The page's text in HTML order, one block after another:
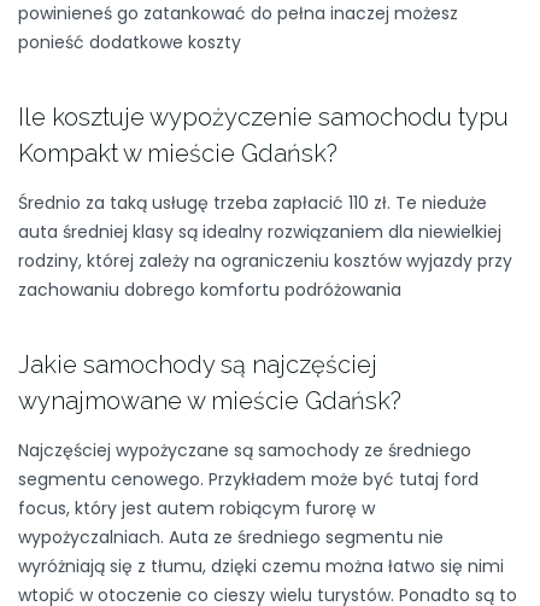
powinieneś go zatankować do pełna inaczej możesz
ponieść dodatkowe koszty
Ile kosztuje wypożyczenie samochodu typu
Kompakt w mieście Gdańsk?
Średnio za taką usługę trzeba zapłacić 110 zł. Te nieduże
auta średniej klasy są idealny rozwiązaniem dla niewielkiej
rodziny, której zależy na ograniczeniu kosztów wyjazdy przy
zachowaniu dobrego komfortu podróżowania
Jakie samochody są najczęściej
wynajmowane w mieście Gdańsk?
Najczęściej wypożyczane są samochody ze średniego
segmentu cenowego. Przykładem może być tutaj ford
focus, który jest autem robiącym furorę w
wypożyczalniach. Auta ze średniego segmentu nie
wyróżniają się z tłumu, dzięki czemu można łatwo się nimi
wtopić w otoczenie co cieszy wielu turystów. Ponadto są to